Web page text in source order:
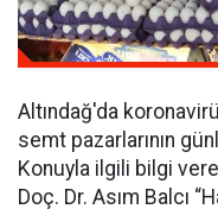
Altındağ'da
semt pazarlarının
Konuyla ilgili bilgi
Doç. Dr. Asım Balcı